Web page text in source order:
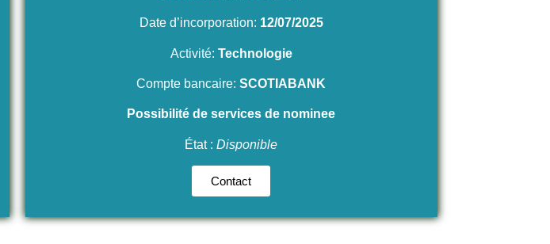
Date d’incorporation: 12/07/2025
Activité: Technologie
Compte bancaire:SCOTIABANK
Possibilité de services de nominee
État :Disponible
Contact